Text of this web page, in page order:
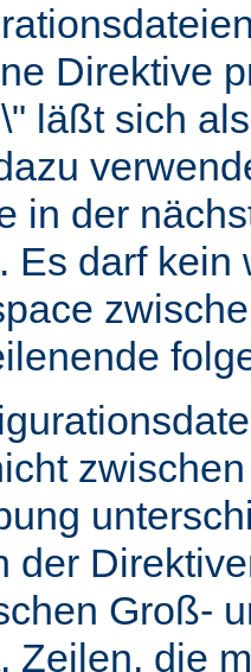
Direktive
läßt sich
in der
Es darf kein
der
Groß-
Zeilen, die